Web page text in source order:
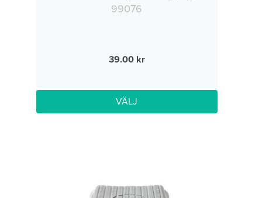
99076
39.00
VÄLJ